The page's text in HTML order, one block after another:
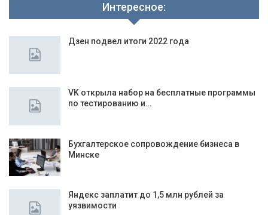
Интересное:
Дзен подвел итоги 2022 года
VK открыла набор на бесплатные программы
по тестированию и…
Бухгалтерское сопровождение бизнеса в
Минске
Яндекс заплатит до 1,5 млн рублей за
уязвимости